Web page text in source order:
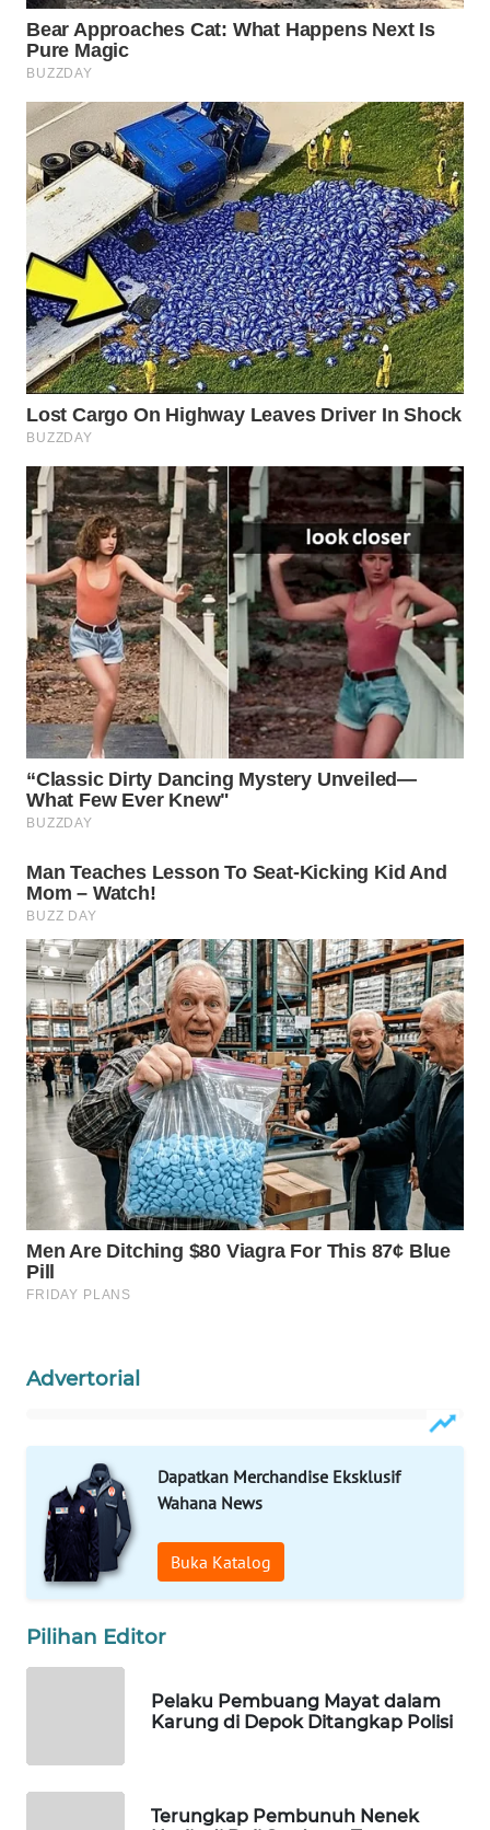
Advertorial
Dapatkan Merchandise Eksklusif
Wahana News
Buka Katalog
Pilihan Editor
Pelaku Pembuang Mayat dalam
Karung di Depok Ditangkap Polisi
Terungkap Pembunuh Nenek
WN
PRIANGAN
TIMUR
WN
SEMARANG
WN
SOLO
WN
BOROBUDUR
WN
MADURA
WN
SURABAYA
WN
NATUNA
WN
BINTAN
WN
MANDALIKA
LIKUPANG
LABUANBAJO
BORNEO
Wahana
Media
Group
WAHANA
NEWS
WAHANA
TANI
WAHANA
ADVOKAT
KONSUMEN
WAHANA
LISTRIK
WAHANA
WAHANA
ID